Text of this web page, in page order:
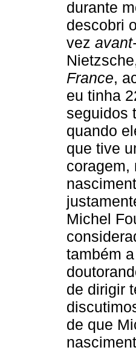
durante
descobri
vez
France,
eu tinha
seguidos
quando
que tive
coragem,
Michel
também
de dirigir
de que